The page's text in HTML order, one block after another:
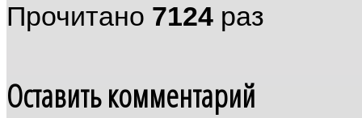
Прочитано 7124 раз
Оставить комментарий